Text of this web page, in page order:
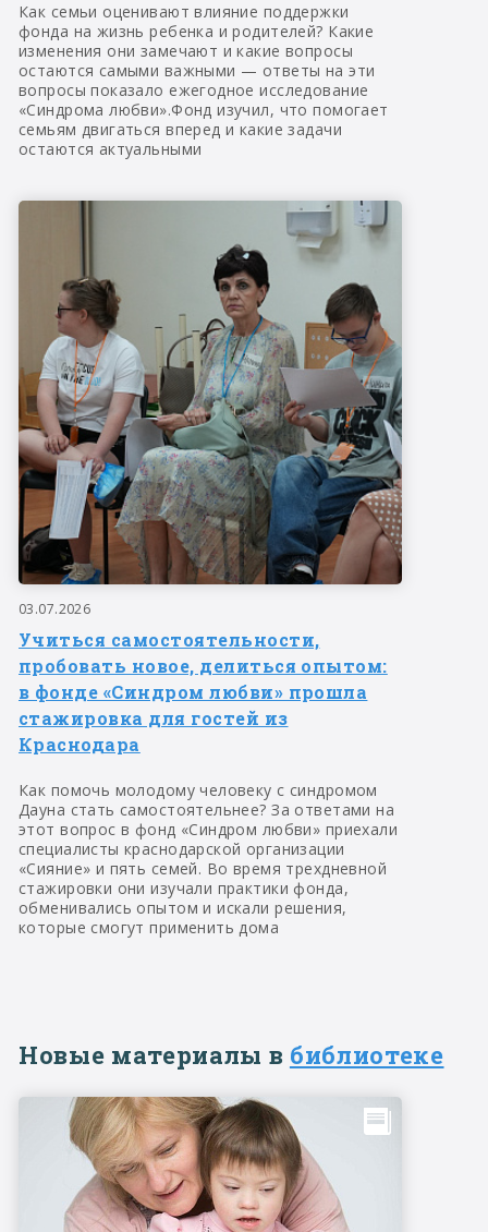
Как семьи оценивают влияние поддержки
фонда на жизнь ребенка и родителей? Какие
изменения они замечают и какие вопросы
остаются самыми важными — ответы на эти
вопросы показало ежегодное исследование
«Синдрома любви».Фонд изучил, что помогает
семьям двигаться вперед и какие задачи
остаются актуальными
03.07.2026
Учиться самостоятельности,
пробовать новое, делиться опытом:
в фонде «Синдром любви» прошла
стажировка для гостей из
Краснодара
Как помочь молодому человеку с синдромом
Дауна стать самостоятельнее? За ответами на
этот вопрос в фонд «Синдром любви» приехали
специалисты краснодарской организации
«Сияние» и пять семей. Во время трехдневной
стажировки они изучали практики фонда,
обменивались опытом и искали решения,
которые смогут применить дома
Новые материалы в библиотеке